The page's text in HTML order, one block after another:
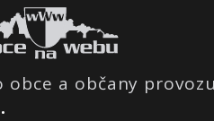
obce a občany